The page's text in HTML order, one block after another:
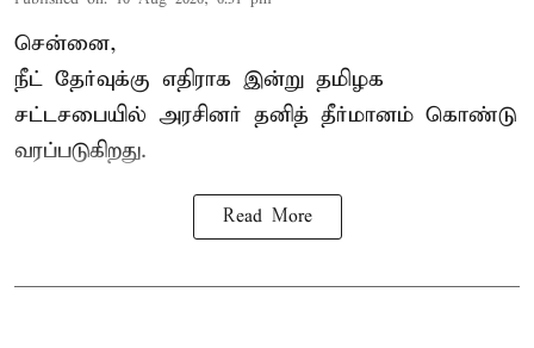
சென்னை,
நீட் தேர்வுக்கு எதிராக இன்று தமிழக
சட்டசபையில் அரசினர் தனித் தீர்மானம் கொண்டு
வரப்படுகிறது.
Read More